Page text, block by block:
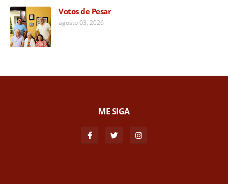
Votos de Pesar
agosto 03, 2026
ME SIGA